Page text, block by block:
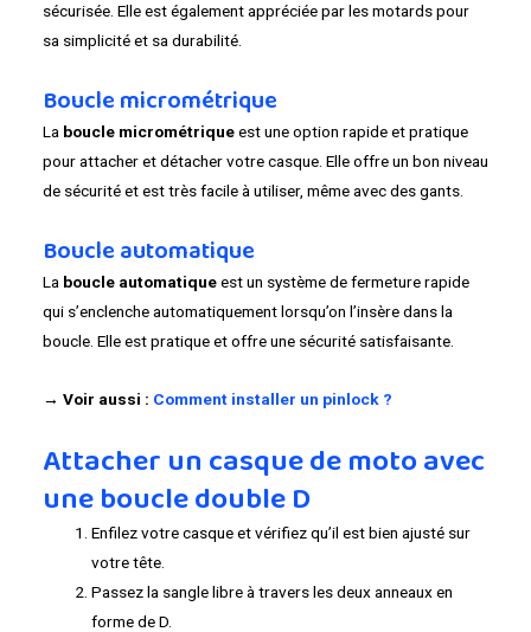
sécurisée. Elle est également appréciée par les motards pour
sa simplicité et sa durabilité.
Boucle micrométrique
La boucle micrométriqueest une option rapide et pratique
pour attacher et détacher votre casque. Elle offre un bon niveau
de sécurité et est très facile à utiliser, même avec des gants.
Boucle automatique
La boucle automatiqueest un système de fermeture rapide
qui s’enclenche automatiquement lorsqu’on l’insère dans la
boucle. Elle est pratique et offre une sécurité satisfaisante.
→ Voir aussi : Comment installer un pinlock ?
Attacher un casque de moto avec
une boucle double D
Enfilez votre casque et vérifiez qu’il est bien ajusté sur
votre tête.
Passez la sangle libre à travers les deux anneaux en
forme de D.